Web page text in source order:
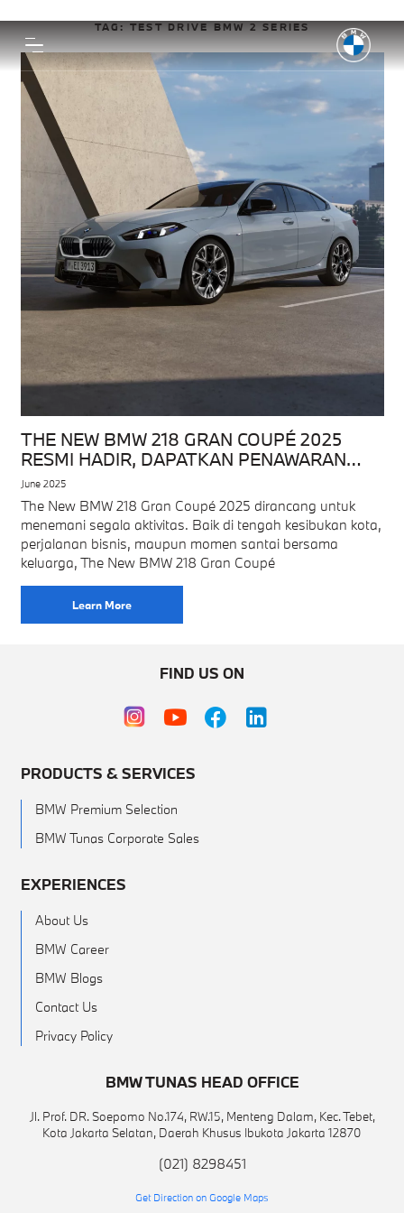
TAG:TEST DRIVE BMW 2 SERIES
THE NEW BMW 218 GRAN COUPÉ 2025
RESMI HADIR, DAPATKAN PENAWARAN
SPESIAL
June 2025
The New BMW 218 Gran Coupé 2025 dirancang untuk
menemani segala aktivitas. Baik di tengah kesibukan kota,
perjalanan bisnis, maupun momen santai bersama
keluarga, The New BMW 218 Gran Coupé
Learn More
FIND US ON
PRODUCTS & SERVICES
BMW Premium Selection
BMW Tunas Corporate Sales
EXPERIENCES
About Us
BMW Career
BMW Blogs
Contact Us
Privacy Policy
BMW TUNAS HEAD OFFICE
Jl. Prof. DR. Soepomo No.174, RW.15, Menteng Dalam, Kec. Tebet,
Kota Jakarta Selatan, Daerah Khusus Ibukota Jakarta 12870
(021) 8298451
Get Direction on Google Maps